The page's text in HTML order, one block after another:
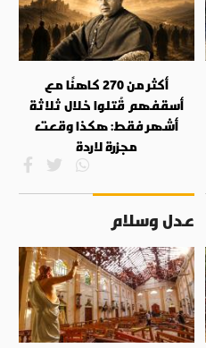
أكثر من 270 كاهنًا مع
أسقفهم قُتلوا خلال ثلاثة
أشهر فقط: هكذا وقعت
مجزرة لاردة
عدل وسلام